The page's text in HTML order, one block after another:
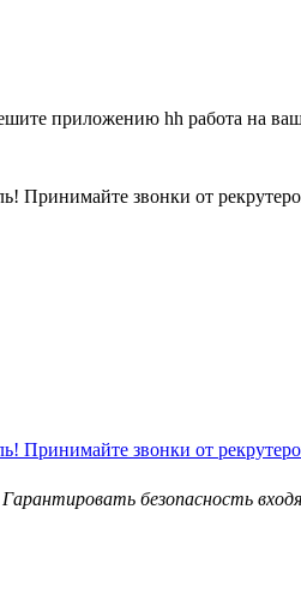
приложению hh работа на
безопасность